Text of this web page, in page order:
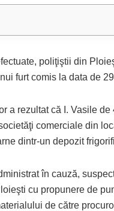
poliţiştii din
furt comis la data de
a rezultat că I. Vasile
comerciale din
dintr-un depozit
în cauză,
cu propunere de
de către